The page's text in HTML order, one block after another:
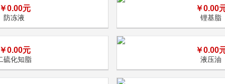
防冻液
0.00元
锂基脂
￥0.00
硫化知脂
0.00元
液压油
￥0.00